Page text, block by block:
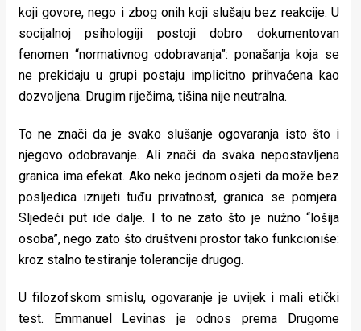
koji govore, nego i zbog onih koji slušaju bez reakcije. U
socijalnoj psihologiji postoji dobro dokumentovan
fenomen “normativnog odobravanja”: ponašanja koja se
ne prekidaju u grupi postaju implicitno prihvaćena kao
dozvoljena. Drugim riječima, tišina nije neutralna.
To ne znači da je svako slušanje ogovaranja isto što i
njegovo odobravanje. Ali znači da svaka nepostavljena
granica ima efekat. Ako neko jednom osjeti da može bez
posljedica iznijeti tuđu privatnost, granica se pomjera.
Sljedeći put ide dalje. I to ne zato što je nužno “lošija
osoba”, nego zato što društveni prostor tako funkcioniše:
kroz stalno testiranje tolerancije drugog.
U filozofskom smislu, ogovaranje je uvijek i mali etički
test. Emmanuel Levinas je odnos prema Drugome